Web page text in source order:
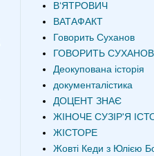
В‘ЯТРОВИЧ
ВАТАФАКТ
Говорить Суханов
ГОВОРИТЬ СУХАНОВ
Деокупована історія
документалістика
ДОЦЕНТ ЗНАЄ
ЖІНОЧЕ СУЗІР'Я
ЖІСТОРЕ
Жовті Кеди з Юлією